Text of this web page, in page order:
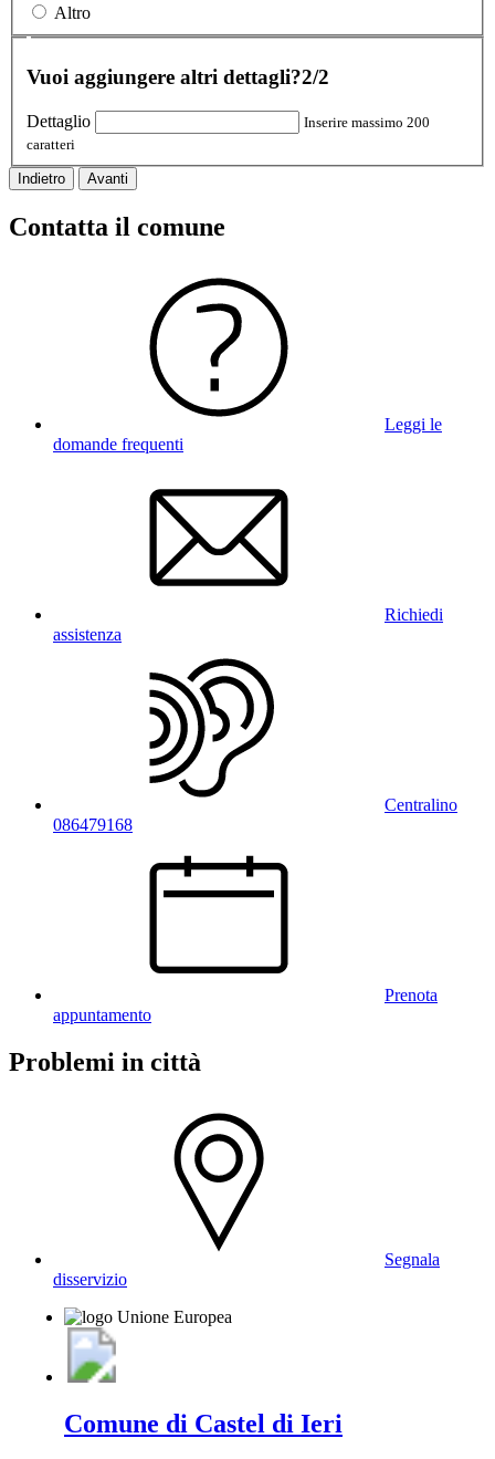
Altro
Vuoi aggiungere altri dettagli?2/2
Dettaglio
Inserire massimo 200
caratteri
Indietro Avanti
Contatta il comune
Leggi le
domande frequenti
Richiedi
assistenza
Centralino
086479168
Prenota
appuntamento
Problemi in città
Segnala
disservizio
Comune di Castel di Ieri